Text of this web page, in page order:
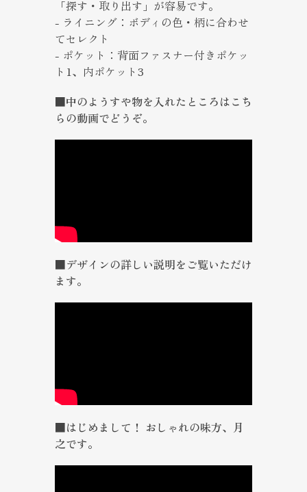
「探す・取り出す」が容易です。
- ライニング：ボディの色・柄に合わせ
てセレクト
- ポケット：背面ファスナー付きポケッ
ト1、内ポケット3
■中のようすや物を入れたところはこち
らの動画でどうぞ。
■デザインの詳しい説明をご覧いただけ
ます。
■はじめまして！ おしゃれの味方、月
之です。